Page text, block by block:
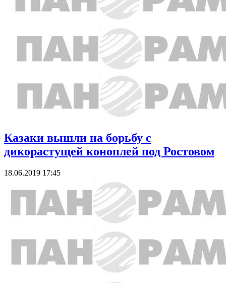
Казаки вышли на борьбу с
дикорастущей коноплей под Ростовом
18.06.2019 17:45